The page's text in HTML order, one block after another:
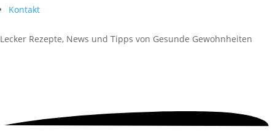
Kontakt
Lecker Rezepte, News und Tipps von Gesunde Gewohnheiten